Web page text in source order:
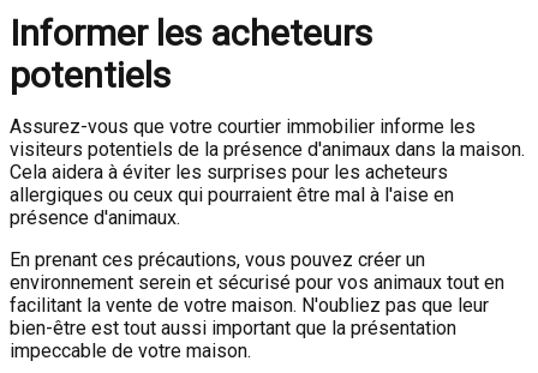
Informer les acheteurs
potentiels
Assurez-vous que votre courtier immobilier informe les
visiteurs potentiels de la présence d'animaux dans la maison.
Cela aidera à éviter les surprises pour les acheteurs
allergiques ou ceux qui pourraient être mal à l'aise en
présence d'animaux.
En prenant ces précautions, vous pouvez créer un
environnement serein et sécurisé pour vos animaux tout en
facilitant la vente de votre maison. N'oubliez pas que leur
bien-être est tout aussi important que la présentation
impeccable de votre maison.